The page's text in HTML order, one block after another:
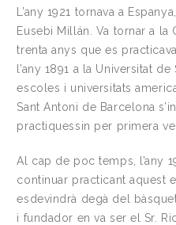
L’any 1921 tornava a
Eusebi Millán. Va tornar a
trenta anys que es
l’any 1891 a la Universitat
escoles i universitats
Sant Antoni de Barcelona
practiquessin per primera
Al cap de poc temps, l’any
continuar practicant aquest
esdevindrà degà del
i fundador en va ser el Sr.